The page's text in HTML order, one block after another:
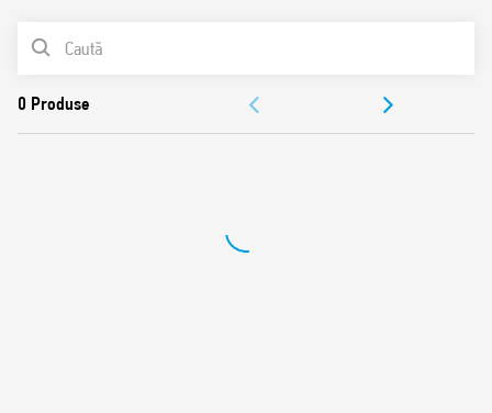
Conform cu standardele EN 45545-2: 2013
(protecție împotriva incendiilor și fumului), EN 61373
Clasa B), EN 50155 (rezistență la temperatură și
umiditate, Clasa T1)
LISTA DE PRODUSE
APROBĂRI